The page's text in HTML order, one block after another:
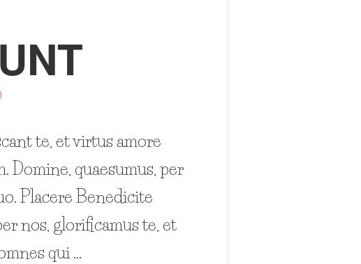
te, et virtus amore
Domine, quaesumus, per
Placere Benedicite
nos, glorificamus te, et
qui …